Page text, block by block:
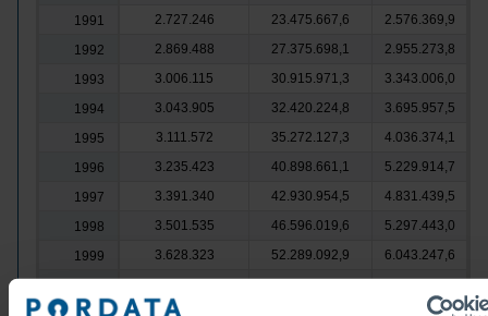
1991
2.727.246 23.475.667,6
2.576.369,9
1992
2.869.488 27.375.698,1
2.955.273,8
1993
3.006.115 30.915.971,3
3.343.006,0
1994
3.043.905 32.420.224,8
3.695.957,5
1995
3.111.572 35.272.127,3
4.036.374,1
1996
3.235.423 40.898.661,1
5.229.914,7
1997
3.391.340 42.930.954,5
4.831.439,5
1998
3.501.535 46.596.019,6
5.297.443,0
1999
3.628.323 52.289.092,9
6.043.247,6